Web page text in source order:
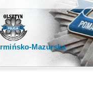
Mazurska